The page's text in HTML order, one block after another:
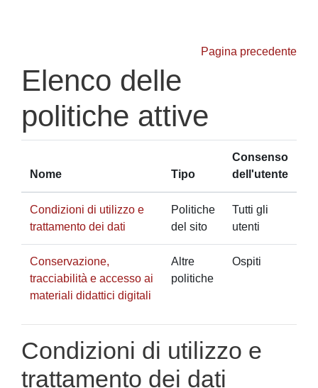
Pagina precedente
Elenco delle
politiche attive
Nome Tipo
Consenso
dell'utente
Condizioni di utilizzo e
trattamento dei dati
Politiche
del sito
Tutti gli
utenti
Conservazione,
tracciabilità e accesso ai
materiali didattici digitali
Altre
politiche
Ospiti
Condizioni di utilizzo e
trattamento dei dati